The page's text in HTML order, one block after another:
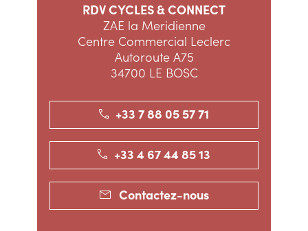
RDV CYCLES & CONNECT
ZAE la Meridienne
Centre Commercial Leclerc
Autoroute A75
34700 LE BOSC
+33 7 88 05 57 71
+33 4 67 44 85 13
Contactez-nous